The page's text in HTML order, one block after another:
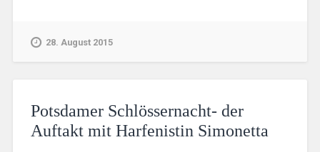
28. August 2015
Potsdamer Schlössernacht- der
Auftakt mit Harfenistin Simonetta